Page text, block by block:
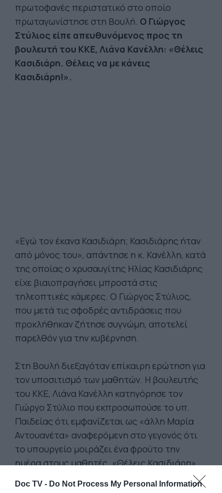
Doc TV - Do Not Process My Personal Information
πρωτοφανές περιστατικό στο οποίο
πρωταγωνίστησε στη Βουλή. Ο Γιώργος
Στύλιος είπε απευθυνόμενος προς τη
βουλευτή του ΚΚΕ, Λιάνα Κανέλλη: «Θέλεις
Κασιδιάρη. Θέλεις να με κάνεις
Κασιδιάρη!».
«Εγώ τον έκανα Κασιδιάρη; Κασιδιάρης ήταν
από μόνος του», απάντησε η κ. Κανέλλη, κατά
της οποίας ο χρυσαυγίτης Ηλίας Κασιδιάρης
είχε βιαιοπραγήσει μπροστά στις
τηλεοπτικές κάμερες. Ο Γιώργος Στύλιος,
που μετά τις σφοδρές αντιδράσεις που
προκλήθηκαν ζήτησε συγνώμη, αποτελεί
παρελθόν για την κυβέρνηση.
Στη Βουλή διεξαγόταν επίκαιρη ερώτηση για
τον υποσιτισμό των μαθητών. Η βουλευτής
του ΚΚΕ, Λιάνα Κανέλλη κατηγόρησε τον
Γιώργο Στύλιο που εκπροσωπούσε το υπ.
Παιδείας ότι εμφανίζεται ως «άλλη Μαρία
Αντουανέτα» αναφερόμενη στο γεγονός ότι
το υπουργείο μοιράζει ένα φρούτο την
ημέρα στους μαθητές. «Θέλεις Κασιδιάρη»
ήταν η απάντηση του Γιώργου Στύλιου, που
πρόσθεσε: «Θέλεις να με κάνεις Κασιδιάρη!».